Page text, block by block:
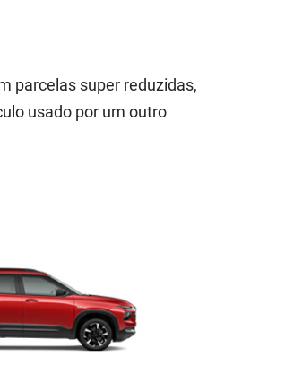
parcelas super reduzidas,
usado por um outro